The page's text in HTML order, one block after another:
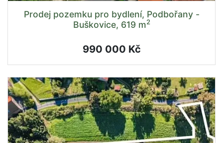
Prodej pozemku pro bydlení, Podbořany -
Buškovice, 619 m2
990 000 Kč